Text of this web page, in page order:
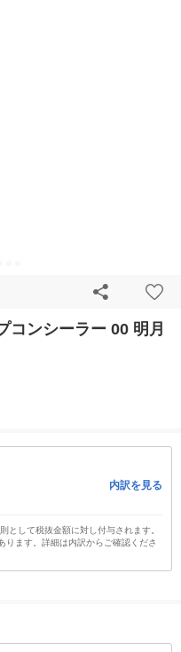
コンシーラー 00 明月
内訳を見る
として税抜金額に対し付与されます。
ります。詳細は内訳からご確認くださ